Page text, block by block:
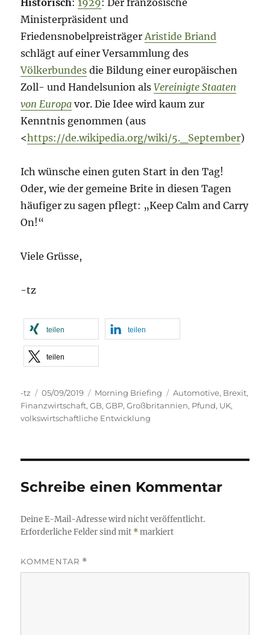
Historisch:1929: Der französische
Ministerpräsident und
FriedensnobelpreisträgerAristide Briand
schlägt auf einer Versammlung des
Völkerbundes die Bildung einer europäischen
Zoll- und Handelsunion alsVereinigte Staaten
von Europa vor. Die Idee wird kaum zur
Kenntnis genommen (aus
<https://de.wikipedia.org/wiki/5._September)
Ich wünsche einen guten Start in den Tag!
Oder, wie der gemeine Brite in diesen Tagen
häufiger zu sagen pflegt: „Keep Calm and Carry
On!“
Viele Grüsse,
-tz
teilen teilen
teilen
Autor
-tz
Veröffentlicht
am
05/09/2019 Kategorien
Morning Briefing Schlagwörter
Automotive, Brexit,
Finanzwirtschaft,GB,GBP,Großbritannien, Pfund, UK,
volkswirtschaftliche Entwicklung
Schreibe einen Kommentar
Deine E-Mail-Adresse wird nicht veröffentlicht.
Erforderliche Felder sind mit *markiert
KOMMENTAR *